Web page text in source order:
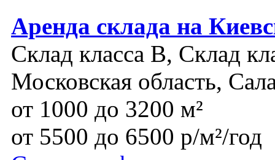
Аренда склада на
Склад класса B, Склад
Московская область,
от 1000 до 3200 м²
от 5500 до 6500 р/м²/год